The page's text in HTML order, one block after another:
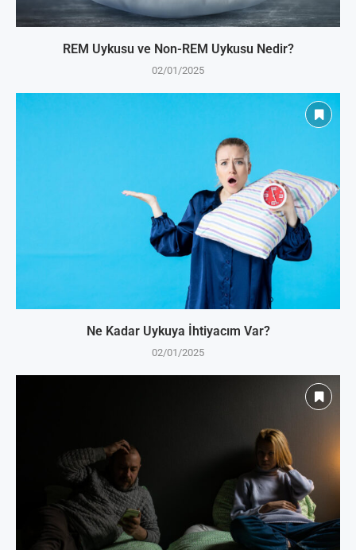
REM Uykusu ve Non-REM Uykusu Nedir?
02/01/2025
Ne Kadar Uykuya İhtiyacım Var?
02/01/2025